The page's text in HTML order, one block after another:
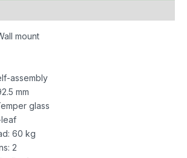
mount
assembly
mm
glass
60 kg
2